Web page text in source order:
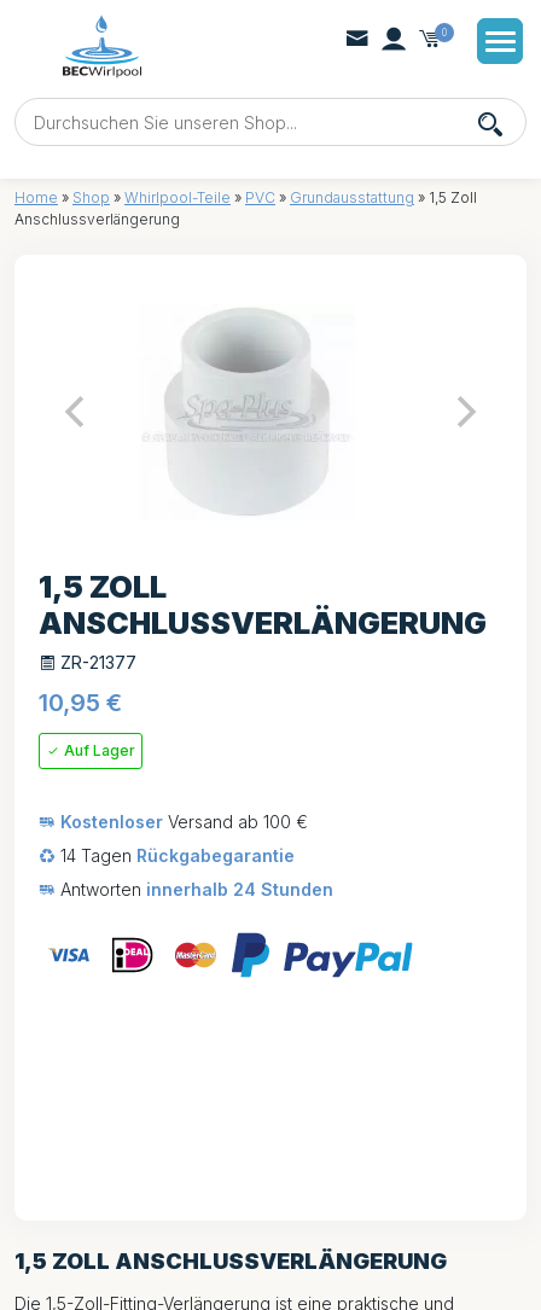
0
Home » Shop » Whirlpool-Teile » PVC » Grundausstattung » 1,5 Zoll
Anschlussverlängerung
1,5 ZOLL ANSCHLUSSVERLÄNGERUNG
Die 1,5-Zoll-Fitting-Verlängerung ist eine praktische und
1,5 ZOLL
ANSCHLUSSVERLÄNGERUNG
ZR-21377
10,95 €
Auf Lager
Kostenloser Versand ab 100 €
14 Tagen Rückgabegarantie
Antworten innerhalb 24 Stunden